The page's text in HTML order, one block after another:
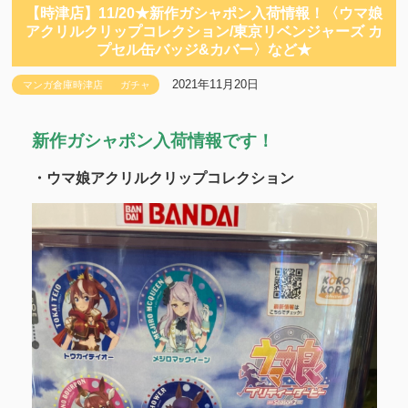
【時津店】11/20★新作ガシャポン入荷情報！〈ウマ娘
アクリルクリップコレクション/東京リベンジャーズ カ
プセル缶バッジ&カバー〉など★
マンガ倉庫時津店 ガチャ 2021年11月20日
新作ガシャポン入荷情報です！
・ウマ娘アクリルクリップコレクション